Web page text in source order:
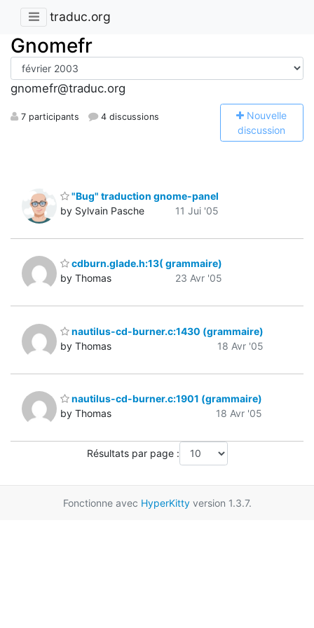
traduc.org
Gnomefr
gnomefr@traduc.org
7 participants 4 discussions Nouvelle
discussion
"Bug" traduction gnome-panel
by Sylvain Pasche
11 Jui '05
cdburn.glade.h:13( grammaire)
by Thomas
23 Avr '05
nautilus-cd-burner.c:1430 (grammaire)
by Thomas
18 Avr '05
nautilus-cd-burner.c:1901 (grammaire)
by Thomas
18 Avr '05
Résultats par page :
Fonctionne avec HyperKittyversion 1.3.7.